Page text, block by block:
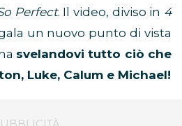
Perfect. Il video, diviso in 4
un nuovo punto di vista
svelandovi tutto ciò che
Luke, Calum e Michael!